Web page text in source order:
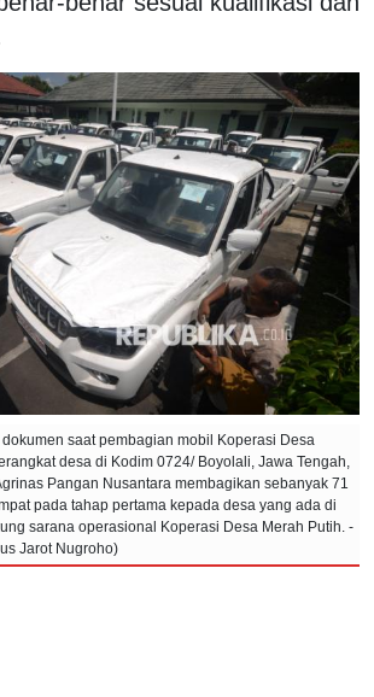
saat pembagian mobil Koperasi Desa
desa di Kodim 0724/ Boyolali, Jawa Tengah,
Pangan Nusantara membagikan sebanyak 71
pada tahap pertama kepada desa yang ada di
sarana operasional Koperasi Desa Merah Putih. -
Jarot Nugroho)